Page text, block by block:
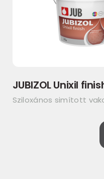
JUBIZOL Unixil
Sziloxános simított